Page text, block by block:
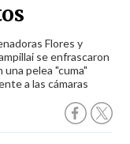
Flores y
se enfrascaron
una pelea "cuma"
a las cámaras